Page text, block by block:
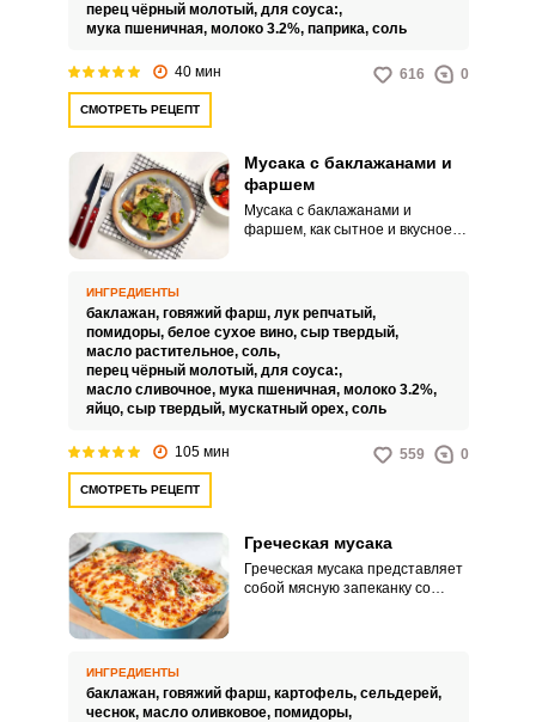
перец чёрный молотый, для соуса:,
мука пшеничная, молоко 3.2%, паприка, соль
40 мин 616 0
СМОТРЕТЬ РЕЦЕПТ
Мусака с баклажанами и
фаршем
Мусака с баклажанами и
фаршем, как сытное и вкусное
обжаренными баклажанами и
запекается блюдо под соусом
«Бешамель». Набор
ингредиентов большой, но
готовится мусака несложно.
ИНГРЕДИЕНТЫ
баклажан, говяжий фарш, лук репчатый,
помидоры, белое сухое вино, сыр твердый,
масло растительное, соль,
перец чёрный молотый, для соуса:,
масло сливочное, мука пшеничная, молоко 3.2%,
яйцо, сыр твердый, мускатный орех, соль
105 мин 559 0
СМОТРЕТЬ РЕЦЕПТ
Греческая мусака
Греческая мусака представляет
собой мясную запеканку со
ИНГРЕДИЕНТЫ
баклажан, говяжий фарш, картофель, сельдерей,
чеснок, масло оливковое, помидоры,